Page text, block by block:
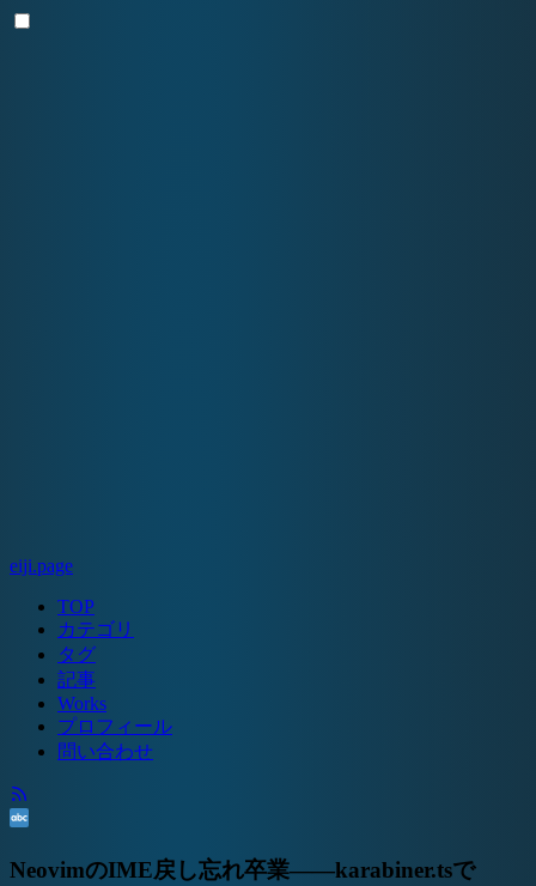
eiji.page
TOP
カテゴリ
タグ
記事
Works
プロフィール
問い合わせ
NeovimのIME戻し忘れ卒業――karabiner.tsで